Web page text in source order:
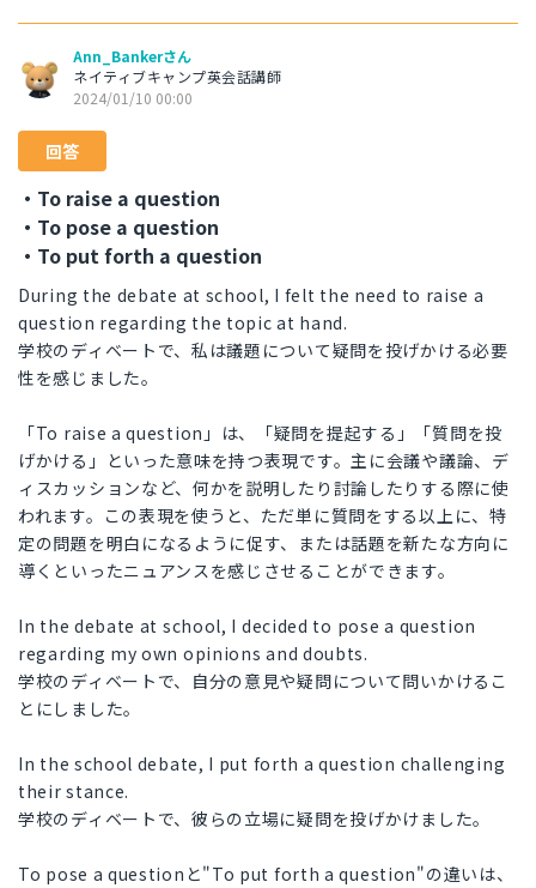
Ann_Bankerさん
ネイティブキャンプ英会話講師
2024/01/10 00:00
回答
・To raise a question
・To pose a question
・To put forth a question
During the debate at school, I felt the need to raise a
question regarding the topic at hand.
学校のディベートで、私は議題について疑問を投げかける必要
性を感じました。
「To raise a question」は、「疑問を提起する」「質問を投
げかける」といった意味を持つ表現です。主に会議や議論、デ
ィスカッションなど、何かを説明したり討論したりする際に使
われます。この表現を使うと、ただ単に質問をする以上に、特
定の問題を明白になるように促す、または話題を新たな方向に
導くといったニュアンスを感じさせることができます。
In the debate at school, I decided to pose a question
regarding my own opinions and doubts.
学校のディベートで、自分の意見や疑問について問いかけるこ
とにしました。
In the school debate, I put forth a question challenging
their stance.
学校のディベートで、彼らの立場に疑問を投げかけました。
To pose a questionと"To put forth a question"の違いは、